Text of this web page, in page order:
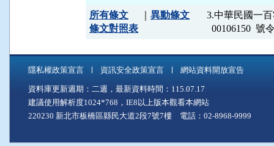
所有條文
異動條文
條文對照表
3.中華民國一
00106150  號
隱私權政策宣言 資訊安全政策宣言 網站資料開放宣告
資料庫更新週期：二週，最新資料時間：115.07.17
建議使用解析度1024*768，IE8以上版本觀看本網站
220230 新北市板橋區縣民大道2段7號7樓 電話：02-8968-9999